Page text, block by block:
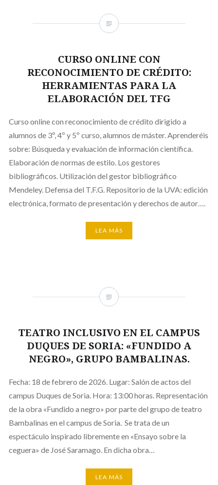
CURSO ONLINE CON
RECONOCIMIENTO DE CRÉDITO:
HERRAMIENTAS PARA LA
ELABORACIÓN DEL TFG
Curso online con reconocimiento de crédito dirigido a
alumnos de 3º, 4º y 5º curso, alumnos de máster. Aprenderéis
sobre: Búsqueda y evaluación de información científica.
Elaboración de normas de estilo. Los gestores
bibliográficos. Utilización del gestor bibliográfico
Mendeley. Defensa del T.F.G. Repositorio de la UVA: edición
electrónica, formato de presentación y derechos de autor….
LEA MÁS
TEATRO INCLUSIVO EN EL CAMPUS
DUQUES DE SORIA: «FUNDIDO A
NEGRO», GRUPO BAMBALINAS.
Fecha: 18 de febrero de 2026. Lugar: Salón de actos del
campus Duques de Soria. Hora: 13:00 horas. Representación
de la obra «Fundido a negro» por parte del grupo de teatro
Bambalinas en el campus de Soria. Se trata de un
espectáculo inspirado libremente en «Ensayo sobre la
ceguera» de José Saramago. En dicha obra…
LEA MÁS